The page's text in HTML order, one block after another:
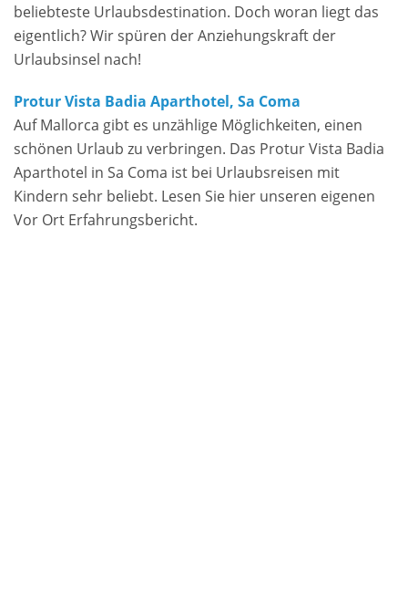
beliebteste Urlaubsdestination. Doch woran liegt das
eigentlich? Wir spüren der Anziehungskraft der
Urlaubsinsel nach!
Protur Vista Badia Aparthotel, Sa Coma
Auf Mallorca gibt es unzählige Möglichkeiten, einen
schönen Urlaub zu verbringen. Das Protur Vista Badia
Aparthotel in Sa Coma ist bei Urlaubsreisen mit
Kindern sehr beliebt. Lesen Sie hier unseren eigenen
Vor Ort Erfahrungsbericht.